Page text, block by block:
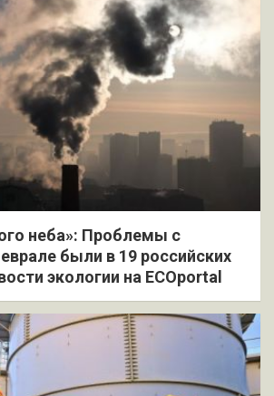
неба»: Проблемы с
были в 19 российских
экологии на ECOportal